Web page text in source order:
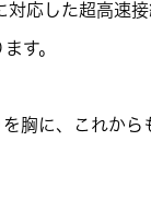
応した超高速
す。
胸に、これか